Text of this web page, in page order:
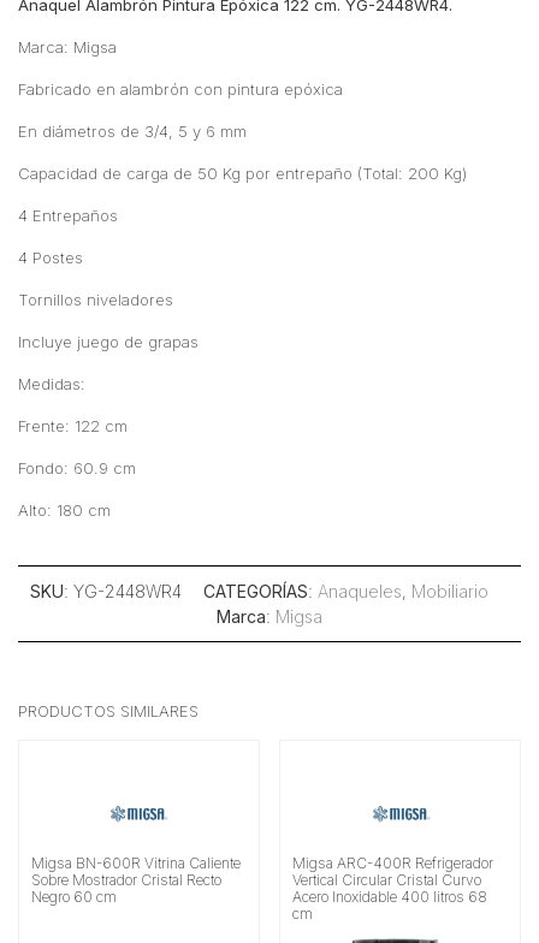
Anaquel Alambrón Pintura Epóxica 122 cm. YG-2448WR4.
Marca: Migsa
Fabricado en alambrón con pintura epóxica
En diámetros de 3/4, 5 y 6 mm
Capacidad de carga de 50 Kg por entrepaño (Total: 200 Kg)
4 Entrepaños
4 Postes
Tornillos niveladores
Incluye juego de grapas
Medidas:
Frente: 122 cm
Fondo: 60.9 cm
Alto: 180 cm
SKU: YG-2448WR4 CATEGORÍAS: Anaqueles, Mobiliario
Marca: Migsa
PRODUCTOS SIMILARES
Migsa BN-600R Vitrina Caliente
Sobre Mostrador Cristal Recto
Negro 60 cm
Migsa ARC-400R Refrigerador
Vertical Circular Cristal Curvo
Acero Inoxidable 400 litros 68
cm